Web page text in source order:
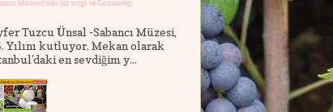
Müzesi'nde bir sergi ve Gaziantep
Tuzcu Ünsal -Sabancı Müzesi,
Yılını kutluyor. Mekan olarak
en sevdiğim y...